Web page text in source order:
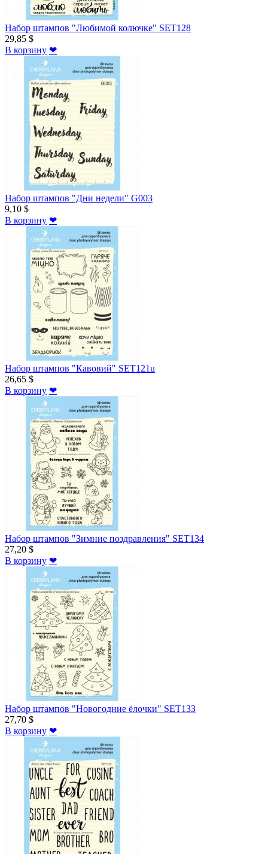
Набор штампов "Любимой колючке" SET128
29,85 $
В корзину ❤
Набор штампов "Дни недели" G003
9,10 $
В корзину ❤
Набор штампов "Кавовий" SET121u
26,65 $
В корзину ❤
Набор штампов "Зимние поздравления" SET134
27,20 $
В корзину ❤
Набор штампов "Новогодние ёлочки" SET133
27,70 $
В корзину ❤